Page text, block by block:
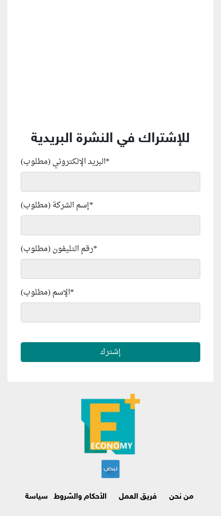
للإشتراك في النشرة البريدية
البريد الإلكتروني (مطلوب)*
إسم الشركة (مطلوب)*
رقم التليفون (مطلوب)*
الإسم (مطلوب)*
من نحن فريق العمل الأحكام والشروط
سياسة